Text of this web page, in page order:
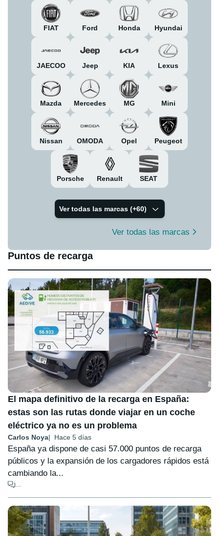
FIAT Ford Honda Hyundai
JAECOO Jeep KIA Lexus
Mazda Mercedes MG Mini
Nissan OMODA Opel Peugeot
Porsche Renault SEAT
Ver todas las marcas (+60)
Ver todas las marcas
Puntos de recarga
El mapa definitivo de la recarga en España:
estas son las rutas donde viajar en un coche
eléctrico ya no es un problema
Carlos Noya Hace 5 días
España ya dispone de casi 57.000 puntos de recarga
públicos y la expansión de los cargadores rápidos está
cambiando la...